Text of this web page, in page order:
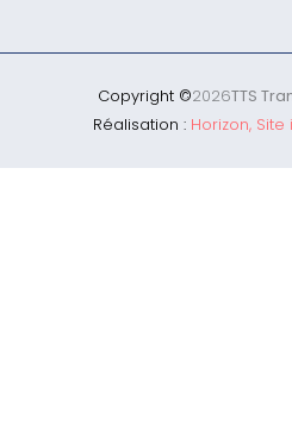
Copyright ©2026TTS
Réalisation : Horizon,